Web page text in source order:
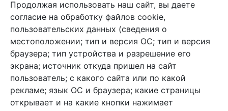
+7 (495) 933-38-08
info@arben-textile.ru- оптовые продажи
Арбен текстиль г. Щелково, пер.
1-й Советский д.25, владение 2.
Продолжая использовать наш сайт, вы даете
согласие на обработку файлов cookie,
пользовательских данных (сведения о
местоположении; тип и версия ОС; тип и версия
браузера; тип устройства и разрешение его
экрана; источник откуда пришел на сайт
пользователь; с какого сайта или по какой
рекламе; язык ОС и браузера; какие страницы
открывает и на какие кнопки нажимает